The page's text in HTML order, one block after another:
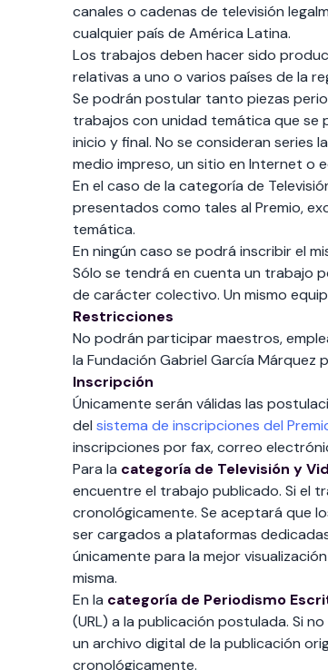
canales o cadenas de televisión
cualquier país de América Latina.
Los trabajos deben hacer sido
relativas a uno o varios países de la
Se podrán postular tanto piezas
trabajos con unidad temática que se
inicio y final. No se consideran series
medio impreso, un sitio en Internet o
En el caso de la categoría de
presentados como tales al Premio,
temática.
En ningún caso se podrá inscribir el
Sólo se tendrá en cuenta un trabajo
de carácter colectivo. Un mismo
Restricciones
No podrán participar maestros,
la Fundación Gabriel García Márquez
Inscripción
Únicamente serán válidas las
del sistema de inscripciones del
inscripciones por fax, correo
Para la categoría de Televisión y
encuentre el trabajo publicado. Si el
cronológicamente. Se aceptará que
ser cargados a plataformas
únicamente para la mejor
misma.
En la categoría de Periodismo
(URL) a la publicación postulada. Si
un archivo digital de la publicación
cronológicamente.